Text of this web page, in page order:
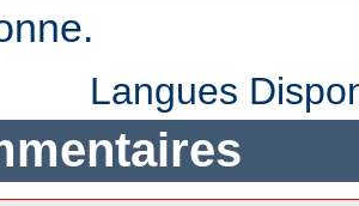
Langues